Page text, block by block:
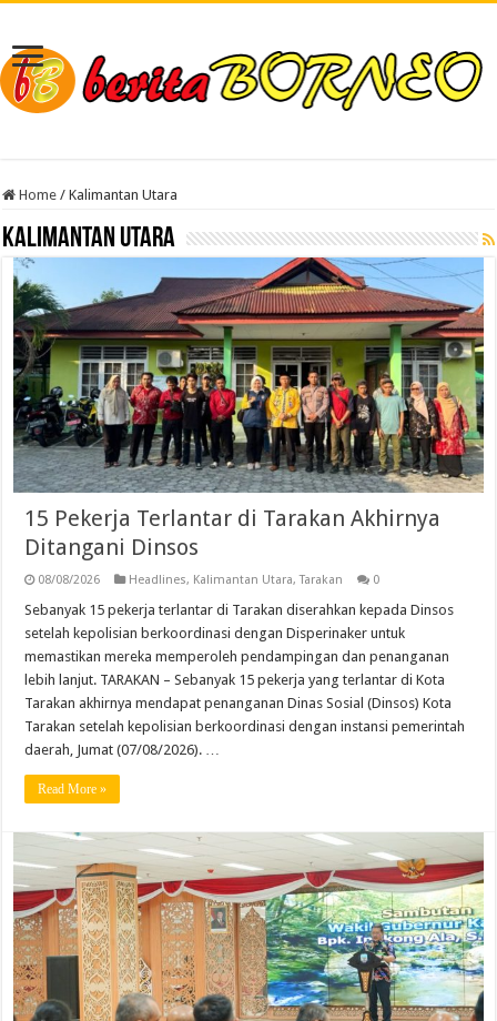
Home / Kalimantan Utara
Kalimantan Utara
15 Pekerja Terlantar di Tarakan Akhirnya
Ditangani Dinsos
08/08/2026 Headlines, Kalimantan Utara,Tarakan 0
Sebanyak 15 pekerja terlantar di Tarakan diserahkan kepada Dinsos
setelah kepolisian berkoordinasi dengan Disperinaker untuk
memastikan mereka memperoleh pendampingan dan penanganan
lebih lanjut. TARAKAN – Sebanyak 15 pekerja yang terlantar di Kota
Tarakan akhirnya mendapat penanganan Dinas Sosial (Dinsos) Kota
Tarakan setelah kepolisian berkoordinasi dengan instansi pemerintah
daerah, Jumat (07/08/2026). …
Read More »